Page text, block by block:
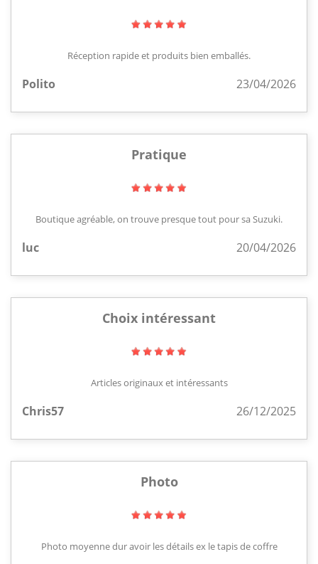
Réception rapide et produits bien emballés.
Polito 23/04/2026
Pratique
Boutique agréable, on trouve presque tout pour sa Suzuki.
luc 20/04/2026
Choix intéressant
Articles originaux et intéressants
Chris57 26/12/2025
Photo
Photo moyenne dur avoir les détails ex le tapis de coffre